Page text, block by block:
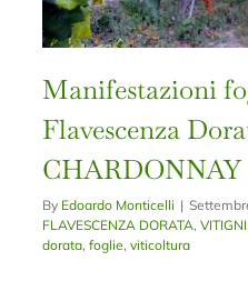
Manifestazioni
Flavescenza
CHARDONNAY
By Edoardo Monticelli |
FLAVESCENZA DORATA,VITIGNI
dorata,foglie,viticoltura